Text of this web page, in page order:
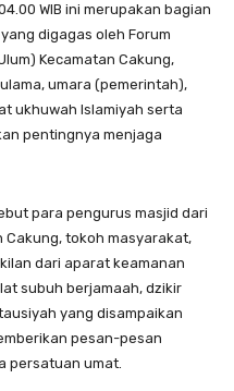
WIB ini merupakan bagian
digagas oleh Forum
Kecamatan Cakung,
umara (pemerintah),
ukhuwah Islamiyah serta
pentingnya menjaga
para pengurus masjid dari
tokoh masyarakat,
dari aparat keamanan
subuh berjamaah, dzikir
yang disampaikan
pesan-pesan
persatuan umat.